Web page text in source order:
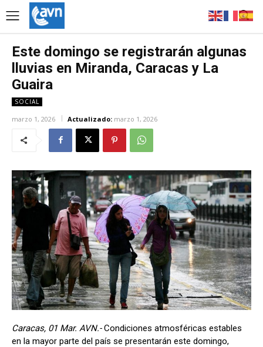
Este domingo se registrarán algunas
lluvias en Miranda, Caracas y La
Guaira
SOCIAL
marzo 1, 2026 Actualizado: marzo 1, 2026
Caracas, 01 Mar. AVN.-Condiciones atmosféricas estables
en la mayor parte del país se presentarán este domingo,